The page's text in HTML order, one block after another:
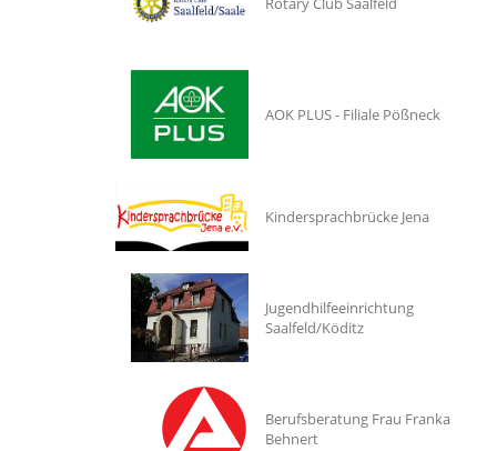
AOK PLUS - Filiale Pößneck
Kindersprachbrücke Jena
Jugendhilfeeinrichtung
Saalfeld/Köditz
Berufsberatung Frau Franka
Behnert